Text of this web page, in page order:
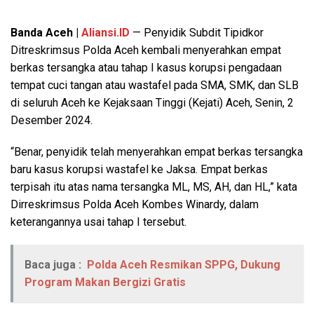
Banda Aceh | Aliansi.ID — Penyidik Subdit Tipidkor
Ditreskrimsus Polda Aceh kembali menyerahkan empat
berkas tersangka atau tahap I kasus korupsi pengadaan
tempat cuci tangan atau wastafel pada SMA, SMK, dan SLB
di seluruh Aceh ke Kejaksaan Tinggi (Kejati) Aceh, Senin, 2
Desember 2024.
“Benar, penyidik telah menyerahkan empat berkas tersangka
baru kasus korupsi wastafel ke Jaksa. Empat berkas
terpisah itu atas nama tersangka ML, MS, AH, dan HL,” kata
Dirreskrimsus Polda Aceh Kombes Winardy, dalam
keterangannya usai tahap I tersebut.
Baca juga : Polda Aceh Resmikan SPPG, Dukung
Program Makan Bergizi Gratis